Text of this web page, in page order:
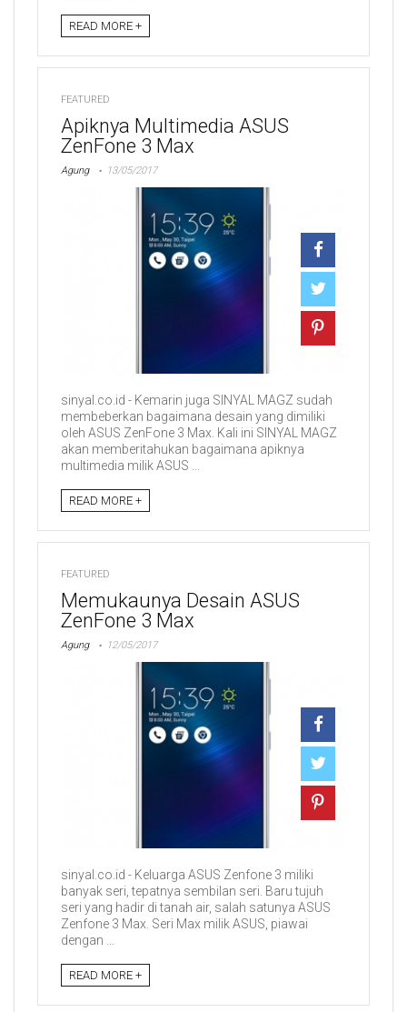
READ MORE +
FEATURED
Apiknya Multimedia ASUS
ZenFone 3 Max
Agung 13/05/2017
sinyal.co.id - Kemarin juga SINYAL MAGZ sudah
membeberkan bagaimana desain yang dimiliki
oleh ASUS ZenFone 3 Max. Kali ini SINYAL MAGZ
akan memberitahukan bagaimana apiknya
multimedia milik ASUS ...
READ MORE +
FEATURED
Memukaunya Desain ASUS
ZenFone 3 Max
Agung 12/05/2017
sinyal.co.id - Keluarga ASUS Zenfone 3 miliki
banyak seri, tepatnya sembilan seri. Baru tujuh
seri yang hadir di tanah air, salah satunya ASUS
Zenfone 3 Max. Seri Max milik ASUS, piawai
dengan ...
READ MORE +